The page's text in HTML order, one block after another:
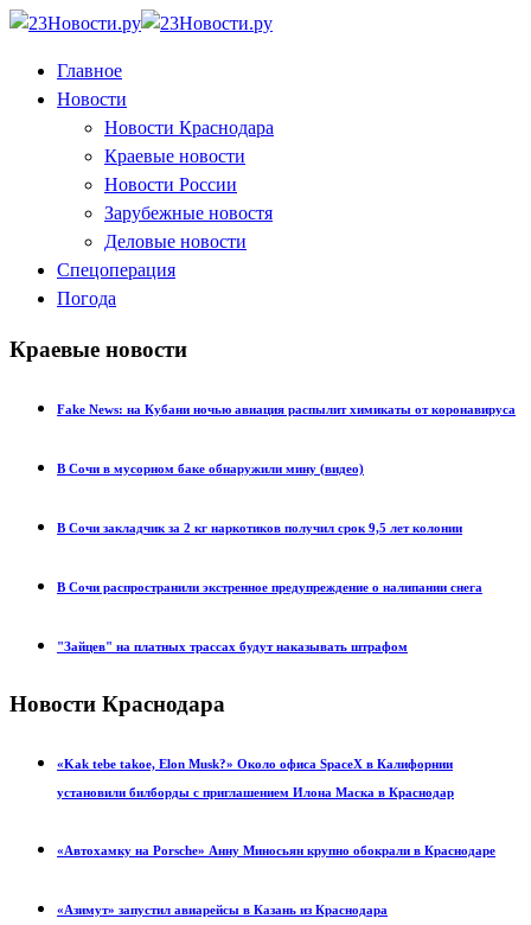
Главное
Новости
Новости Краснодара
Краевые новости
Новости России
Зарубежные новостя
Деловые новости
Спецоперация
Погода
Краевые новости
Fake News: на Кубани ночью авиация распылит химикаты от коронавируса
В Сочи в мусорном баке обнаружили мину (видео)
В Сочи закладчик за 2 кг наркотиков получил срок 9,5 лет колонии
В Сочи распространили экстренное предупреждение о налипании снега
"Зайцев" на платных трассах будут наказывать штрафом
Новости Краснодара
«Kak tebe takoe, Elon Musk?» Около офиса SpaceX в Калифорнии
установили билборды с приглашением Илона Маска в Краснодар
«Автохамку на Porsche» Анну Миносьян крупно обокрали в Краснодаре
«Азимут» запустил авиарейсы в Казань из Краснодара